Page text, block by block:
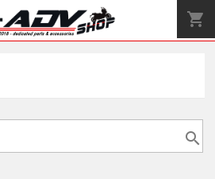
shopping_cart
